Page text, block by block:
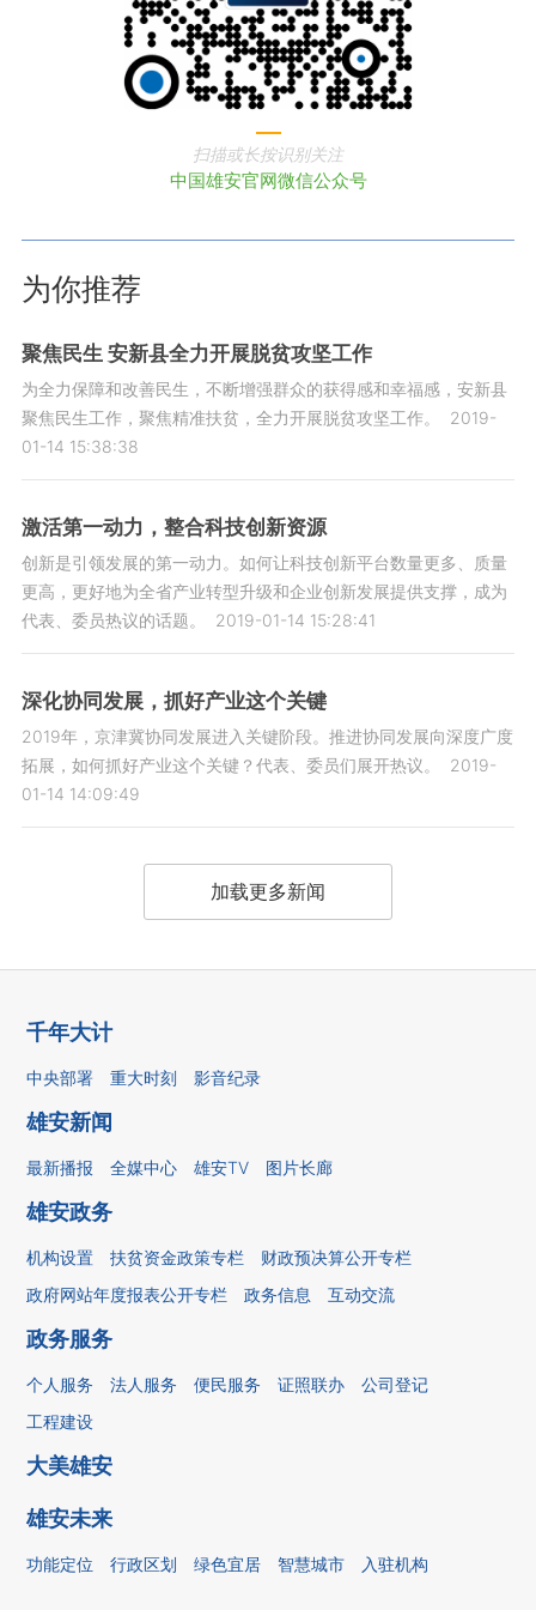
扫描或长按识别关注
中国雄安官网微信公众号
为你推荐
聚焦民生 安新县全力开展脱贫攻坚工作
为全力保障和改善民生，不断增强群众的获得感和幸福感，安新县
聚焦民生工作，聚焦精准扶贫，全力开展脱贫攻坚工作。
2019-
01-14 15:38:38
激活第一动力，整合科技创新资源
创新是引领发展的第一动力。如何让科技创新平台数量更多、质量
更高，更好地为全省产业转型升级和企业创新发展提供支撑，成为
代表、委员热议的话题。
2019-01-14 15:28:41
深化协同发展，抓好产业这个关键
2019年，京津冀协同发展进入关键阶段。推进协同发展向深度广度
拓展，如何抓好产业这个关键？代表、委员们展开热议。
2019-
01-14 14:09:49
加载更多新闻
千年大计
中央部署 重大时刻 影音纪录
雄安新闻
最新播报 全媒中心 雄安TV 图片长廊
雄安政务
机构设置 扶贫资金政策专栏
财政预决算公开专栏
政府网站年度报表公开专栏
政务信息 互动交流
政务服务
个人服务 法人服务 便民服务 证照联办
公司登记
工程建设
大美雄安
雄安未来
功能定位 行政区划 绿色宜居 智慧城市 入驻机构